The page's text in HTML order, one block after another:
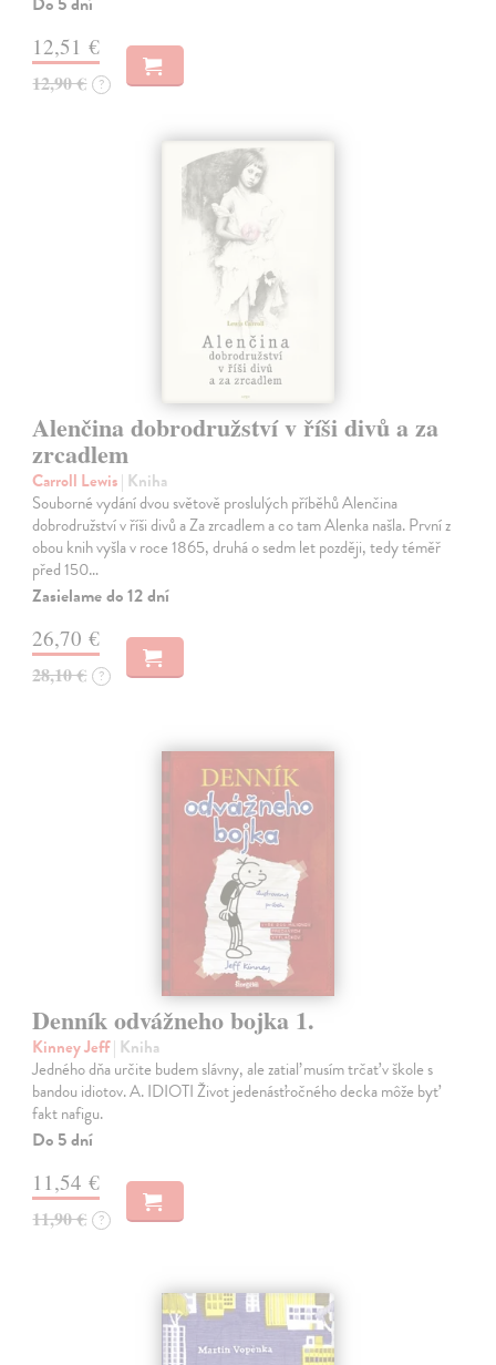
12,51 €
12,90 € ?
Alenčina dobrodružství v říši divů a za
zrcadlem
Carroll Lewis| Kniha
Souborné vydání dvou světově proslulých příběhů Alenčina
dobrodružství v říši divů a Za zrcadlem a co tam Alenka našla. První z
obou knih vyšla v roce 1865, druhá o sedm let později, tedy téměř
před 150…
Zasielame do 12 dní
26,70 €
28,10 € ?
Denník odvážneho bojka 1.
Kinney Jeff| Kniha
Jedného dňa určite budem slávny, ale zatiaľ musím trčať v škole s
bandou idiotov. A. IDIOTI Život jedenásťročného decka môže byť
fakt nafigu.
Do 5 dní
11,54 €
11,90 € ?